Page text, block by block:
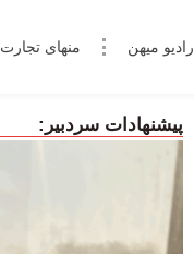
رادیو میهن منهای تجارت
پیشنهادات سردبیر: